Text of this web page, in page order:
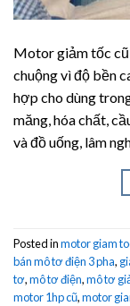
Motor giảm tốc
chuộng vì độ bền
hợp cho dùng
măng, hóa chất,
và đồ uống, lâm
Posted inmotor giam
bán mô tơ điện 3 pha,
tơ,mô tơ điện,mô tơ
motor 1hp cũ,motor